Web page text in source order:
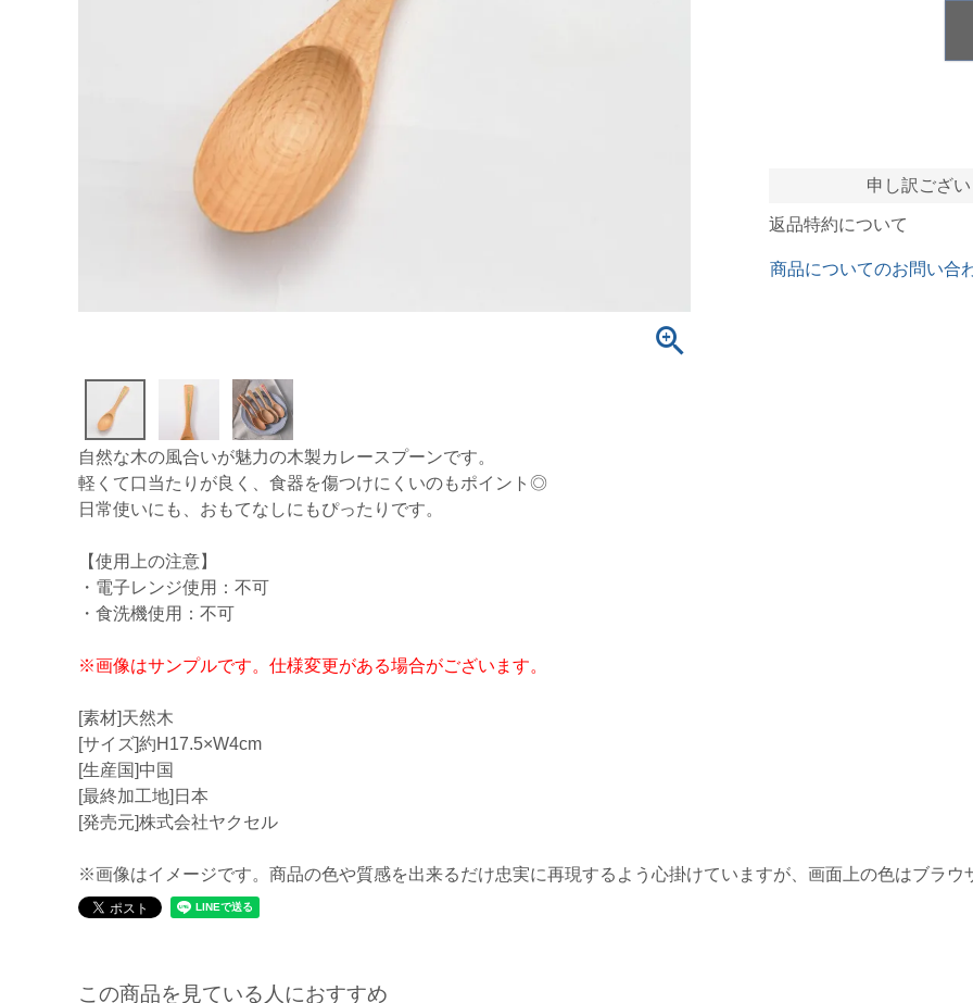
申し訳ござ
返品特約について
商品についてのお問い合
自然な木の風合いが魅力の木製カレースプーンです。
軽くて口当たりが良く、食器を傷つけにくいのもポイント◎
日常使いにも、おもてなしにもぴったりです。
【使用上の注意】
・電子レンジ使用：不可
・食洗機使用：不可
※画像はサンプルです。仕様変更がある場合がございます。
[素材]天然木
[サイズ]約H17.5×W4cm
[生産国]中国
[最終加工地]日本
[発売元]株式会社ヤクセル
※画像はイメージです。商品の色や質感を出来るだけ忠実に再現するよう心掛けていますが、画面上の色はブラ
この商品を見ている人におすすめ